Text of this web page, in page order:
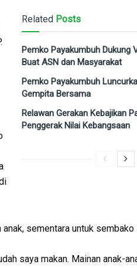
Related Posts
Pemko Payakumbuh Dukung
Buat ASN dan Masyarakat
Pemko Payakumbuh
Gempita Bersama
Relawan Gerakan Kebajikan
Penggerak Nilai Kebangsaan
sementara untuk
saya makan. Mainan anak-